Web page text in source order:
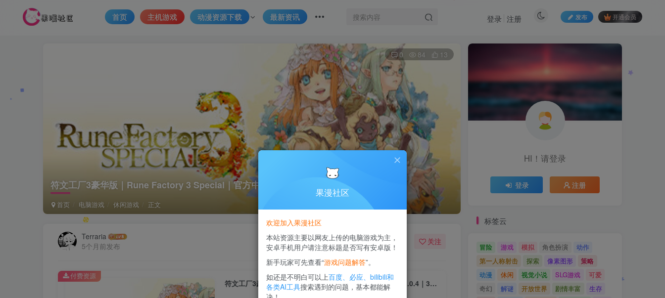
首页 主机游戏 动漫资源下载 最新资讯 发布 开通会员
登录 注册
符文工厂3豪华版｜Rune Factory 3 Special｜官方中文-v1.0.4｜3G｜免安装
首页 电脑游戏 休闲游戏 正文
0 84 13
Terraria
5个月前发布
关注
符文工厂3豪华版｜Rune Factory 3 Special｜官方中文-v1.0.4｜3G｜免安装
付费资源
HI！请登录
登录 注册
标签云
冒险 游戏 模拟 角色扮演
动作
第一人称射击
探索 像素图形
策略
动漫
休闲 视觉小说 SLG游戏
可爱
奇幻
解谜 开放世界 剧情丰富
生存
果漫社区
欢迎加入果漫社区
本站资源主要以网友上传的电脑游戏为主，
安卓手机用户请注意标题是否写有安卓版！
新手玩家可先查看“游戏问题解答”。
如还是不明白可以上百度、必应、bilibili和
各类AI工具搜索遇到的问题，基本都能解